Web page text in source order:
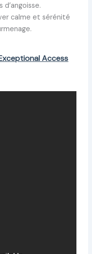
calme et sérénité
Access